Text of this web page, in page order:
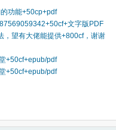
功能+50cp+pdf
文字版PDF
，望有大佬能提供+800cf，谢谢
+50cf+epub/pdf
+50cf+epub/pdf